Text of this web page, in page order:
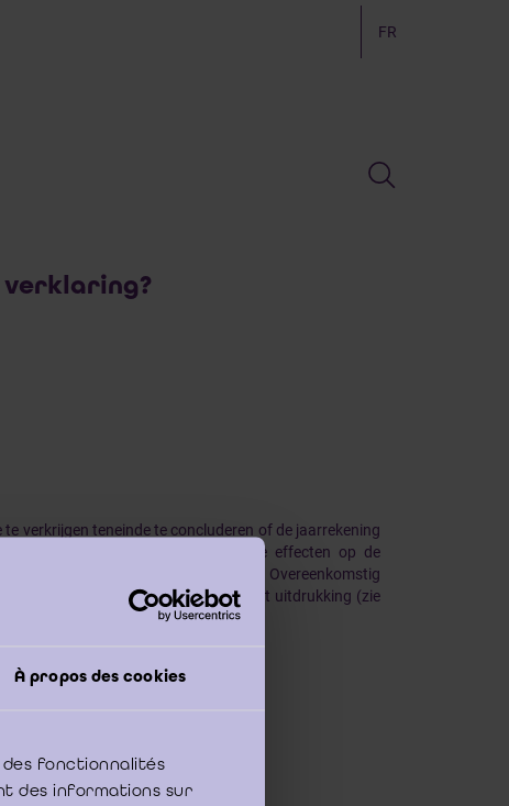
À propos des cookies
fonctionnalités
des informations sur
FR
verkrijgen teneinde te concluderen of de jaarrekening
de commissaris de mogelijke effecten op de
invloed op, de jaarrekening. Overeenkomstig
een oordeelonthouding tot uitdrukking (zie